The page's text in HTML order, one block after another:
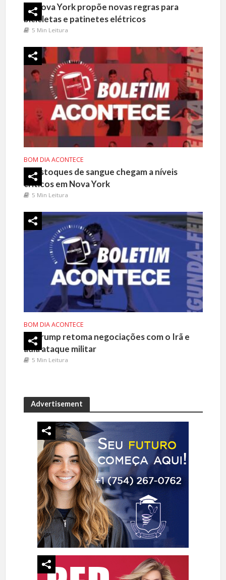
Nova York propõe novas regras para
bicicletas e patinetes elétricos
5 Min Leitura
BOM DIA ACONTECE
Estoques de sangue chegam a níveis
críticos em Nova York
5 Min Leitura
BOM DIA ACONTECE
Trump retoma negociações com o Irã e
adia ataque militar
5 Min Leitura
Advertisement